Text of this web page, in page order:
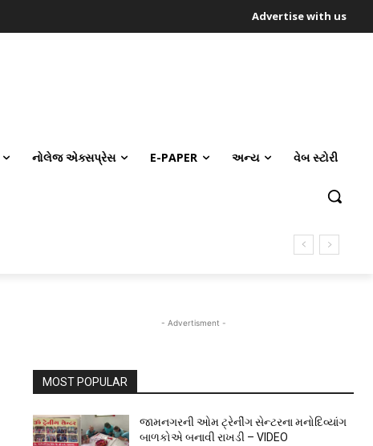
Advertise with us
નોલેજ એક્સપ્રેસ E-PAPER અન્ય વેબ સ્ટોરી
- Advertisment -
MOST POPULAR
જામનગરની ઓમ ટ્રેનીંગ સેન્ટરના મનોદિવ્યાંગ
બાળકોએ બનાવી રાખડી – VIDEO